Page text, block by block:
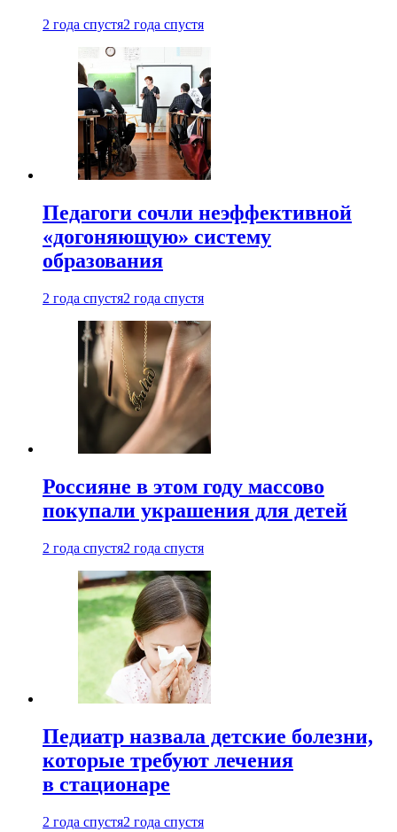
2 года спустя2 года спустя
Педагоги сочли неэффективной
«догоняющую» систему
образования
2 года спустя2 года спустя
Россияне в этом году массово
покупали украшения для детей
2 года спустя2 года спустя
Педиатр назвала детские болезни,
которые требуют лечения
в стационаре
2 года спустя2 года спустя